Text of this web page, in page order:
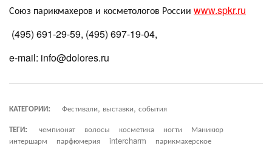
Союз парикмахеров и косметологов России www.spkr.ru
(495) 691-29-59, (495) 697-19-04,
e-mail: info@dolores.ru
КАТЕГОРИИ:
Фестивали, выставки, события
ТЕГИ:
чемпионат волосы косметика ногти
Маникюр
интершарм
парфюмерия intercharm парикмахерское